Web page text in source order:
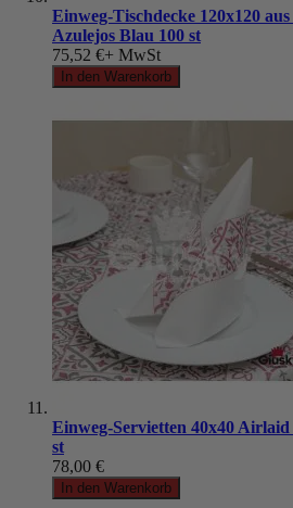
Einweg-Tischdecke 120x120
Azulejos Blau 100 st
75,52 €+ MwSt
In den Warenkorb
Einweg-Servietten 40x40
st
78,00 €
In den Warenkorb